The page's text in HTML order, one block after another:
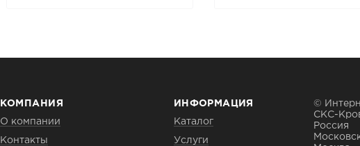
КОМПАНИЯ
О компании
Контакты
ИНФОРМАЦИЯ
Каталог
Услуги
©
СКС-
Россия